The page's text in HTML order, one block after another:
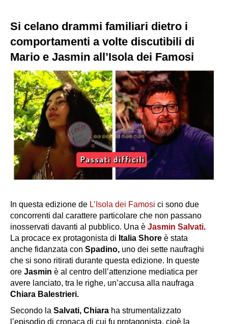
Si celano drammi familiari dietro i
comportamenti a volte discutibili di
Mario e Jasmin all’Isola dei Famosi
In questa edizione de L’Isola dei Famosi ci sono due
concorrenti dal carattere particolare che non passano
inosservati davanti al pubblico. Una è Jasmin Salvati.
La procace ex protagonista di Italia Shore è stata
anche fidanzata con Spadino, uno dei sette naufraghi
che si sono ritirati durante questa edizione. In queste
ore Jasmin è al centro dell’attenzione mediatica per
avere lanciato, tra le righe, un’accusa alla naufraga
Chiara Balestrieri.
Secondo la Salvati, Chiara ha strumentalizzato
l’episodio di cronaca di cui fu protagonista, cioè la